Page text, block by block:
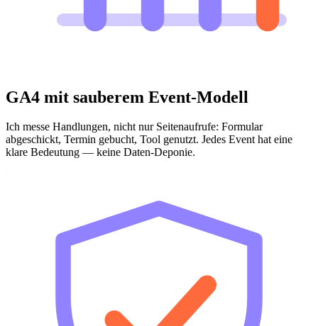
GA4 mit sauberem Event-Modell
Ich messe Handlungen, nicht nur Seitenaufrufe: Formular
abgeschickt, Termin gebucht, Tool genutzt. Jedes Event hat eine
klare Bedeutung — keine Daten-Deponie.